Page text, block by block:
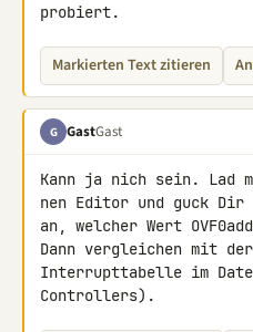
probiert.
Markierten Text zitieren
G GastGast
Kann ja nich sein. Lad
nen Editor und guck Dir
an, welcher Wert
Dann vergleichen mit der
Interrupttabelle im
Controllers).